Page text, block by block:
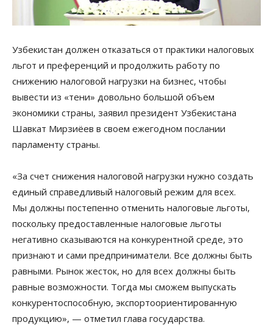
Узбекистан должен отказаться от практики налоговых
льгот и преференций и продолжить работу по
снижению налоговой нагрузки на бизнес, чтобы
вывести из «тени» довольно большой объем
экономики страны, заявил президент Узбекистана
Шавкат Мирзиёев в своем ежегодном послании
парламенту страны.
«За счет снижения налоговой нагрузки нужно создать
единый справедливый налоговый режим для всех.
Мы должны постепенно отменить налоговые льготы,
поскольку предоставленные налоговые льготы
негативно сказываются на конкурентной среде, это
признают и сами предприниматели. Все должны быть
равными. Рынок жесток, но для всех должны быть
равные возможности. Тогда мы сможем выпускать
конкурентоспособную, экспортоориентированную
продукцию», — отметил глава государства.